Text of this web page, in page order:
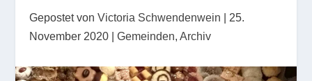
Gepostet vonVictoria Schwendenwein
25.
November 2020 |Gemeinden,Archiv